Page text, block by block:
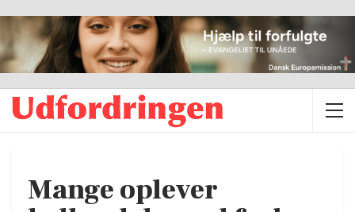
Mange oplever